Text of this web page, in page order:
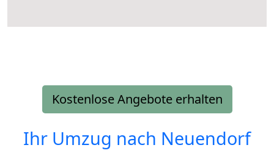
Kostenlose Angebote erhalten
Ihr Umzug nach Neuendorf